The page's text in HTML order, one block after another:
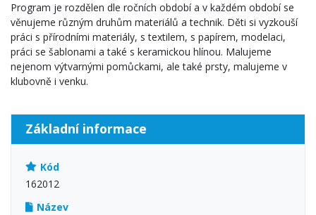
Program je rozdělen dle ročních období a v každém období se
věnujeme různým druhům materiálů a technik. Děti si vyzkouší
práci s přírodními materiály, s textilem, s papírem, modelaci,
práci se šablonami a také s keramickou hlínou. Malujeme
nejenom výtvarnými pomůckami, ale také prsty, malujeme v
klubovně i venku.
Základní informace
Kód
162012
Název